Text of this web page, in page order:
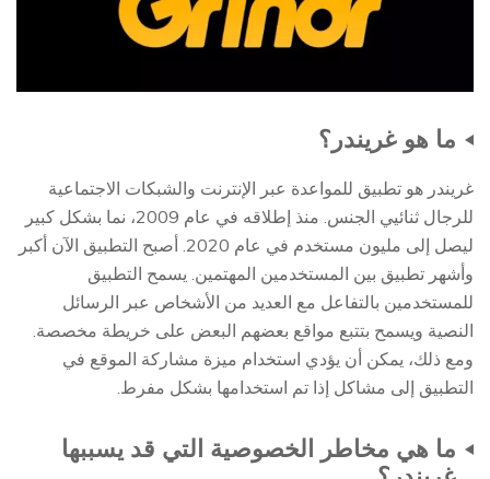
ما هو غريندر؟
غريندر هو تطبيق للمواعدة عبر الإنترنت والشبكات الاجتماعية
للرجال ثنائيي الجنس. منذ إطلاقه في عام 2009، نما بشكل كبير
ليصل إلى مليون مستخدم في عام 2020. أصبح التطبيق الآن أكبر
وأشهر تطبيق بين المستخدمين المهتمين. يسمح التطبيق
للمستخدمين بالتفاعل مع العديد من الأشخاص عبر الرسائل
النصية ويسمح بتتبع مواقع بعضهم البعض على خريطة مخصصة.
ومع ذلك، يمكن أن يؤدي استخدام ميزة مشاركة الموقع في
التطبيق إلى مشاكل إذا تم استخدامها بشكل مفرط.
ما هي مخاطر الخصوصية التي قد يسببها